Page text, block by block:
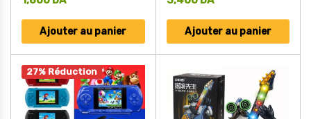
Ajouter au panier Ajouter au panier
27% Réduction